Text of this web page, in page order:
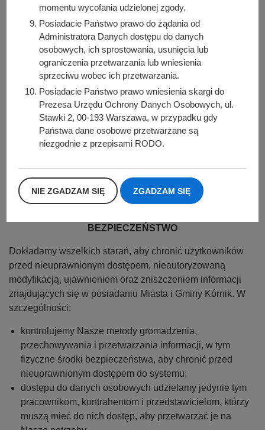
przetwarzania danych, powołując się na określoną
sytuację. Prawo to można zrealizować osobiście w
Urzędzie Miasta i Gminy Kórnik. Informujemy, że
wskazane prawo zostanie przez Administratora Danych
Osobowych zrealizowane wyłącznie w sytuacji, gdy
wykonanie określonej czynności nie jest sprzeczne
z obowiązującymi przepisami prawa, które obligują
Administratora Danych Osobowych do przetwarzania
danych.
Dodatkowo macie Państwo prawo do przeniesienia
swoich danych z systemów informatycznych na rzecz
Urzędu Ochrony Danych Osobowych regulującego
działania Administratora Danych Osobowych w
przetwarzaniu danych osobowych.
BEZPIECZEŃSTWO
Dokładamy wszelkich starań, aby chronić użytkowników
przed nieuprawnionym dostępem, nieautoryzowaną
modyfikacją, ujawnieniem oraz zniszczeniem informacji
znajdujących się w posiadaniu Miasta i Gminy Kórnik. W
szczególności:
kontrolujemy Nasze metody gromadzenia,
przechowywania i przetwarzania informacji, w tym
fizyczne środki bezpieczeństwa, aby chronić przed
nieuprawnionym dostępem do systemu;
dostępu do danych osobowych udzielamy jedynie tym
pracownikom, kontrahentom i przedstawicielom, którzy
muszą mieć do nich dostęp, aby przetwarzać je na
momentu wycofania udzielonej zgody.
Posiadacie Państwo prawo do żądania od
Administratora Danych dostępu do danych
osobowych, ich sprostowania, usunięcia lub
ograniczenia przetwarzania lub wniesienia
sprzeciwu wobec ich przetwarzania.
Posiadacie Państwo prawo wniesienia skargi do
Prezesa Urzędu Ochrony Danych Osobowych, ul.
Stawki 2, 00-193 Warszawa, w przypadku gdy
Państwa dane osobowe przetwarzane są
niezgodnie z przepisami RODO.
NIE ZGADZAM SIĘ ZGADZAM SIĘ